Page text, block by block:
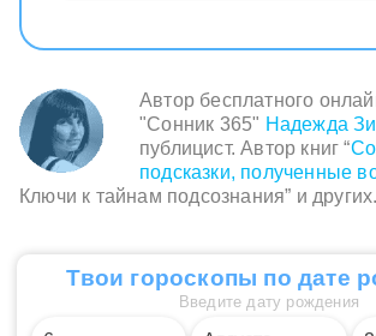
Автор бесплатного
"Сонник 365" Надежда
публицист. Автор книг “
подсказки, полученные
Ключи к тайнам подсознания” и других.
Твои гороскопы по дате
Введите дату рождения